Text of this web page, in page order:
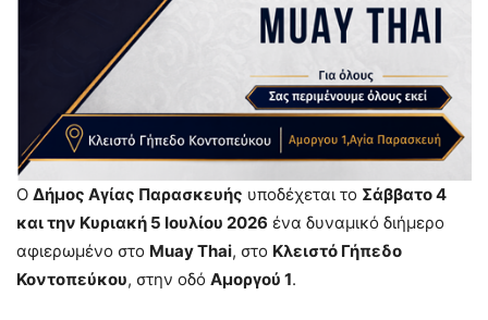
Ο Δήμος Αγίας Παρασκευής υποδέχεται το Σάββατο 4
και την Κυριακή 5 Ιουλίου 2026 ένα δυναμικό διήμερο
αφιερωμένο στο Muay Thai, στο Κλειστό Γήπεδο
Κοντοπεύκου, στην οδό Αμοργού 1.